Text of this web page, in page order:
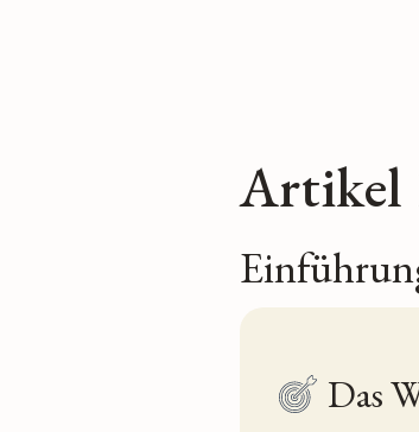
Artikel
Das